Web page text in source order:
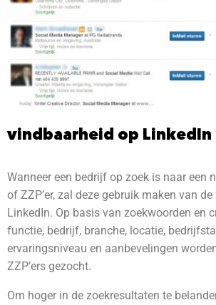
vindbaarheid op LinkedIn
Wanneer een bedrijf op zoek is naar een
of ZZP’er, zal deze gebruik maken van
LinkedIn. Op basis van zoekwoorden en
functie, bedrijf, branche, locatie,
ervaringsniveau en aanbevelingen
ZZP’ers gezocht.
Om hoger in de zoekresultaten te